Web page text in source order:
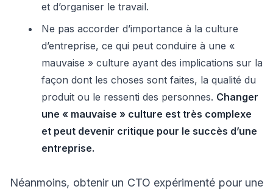
et d’organiser le travail.
Ne pas accorder d’importance à la culture
d’entreprise, ce qui peut conduire à une «
mauvaise » culture ayant des implications sur la
façon dont les choses sont faites, la qualité du
produit ou le ressenti des personnes. Changer
une « mauvaise » culture est très complexe
et peut devenir critique pour le succès d’une
entreprise.
Néanmoins, obtenir un CTO expérimenté pour une